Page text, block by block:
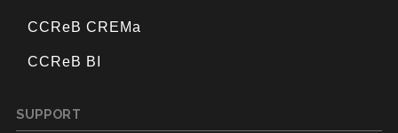
CCReB CREMa
CCReB BI
SUPPORT